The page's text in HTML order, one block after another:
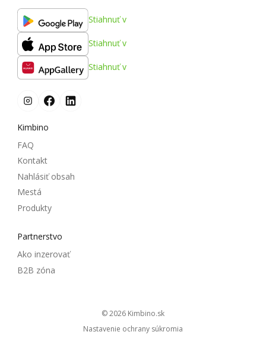
Stiahnuť v
Stiahnuť v
Stiahnuť v
Kimbino
FAQ
Kontakt
Nahlásiť obsah
Mestá
Produkty
Partnerstvo
Ako inzerovať
B2B zóna
© 2026
kimbino.sk
Nastavenie ochrany súkromia